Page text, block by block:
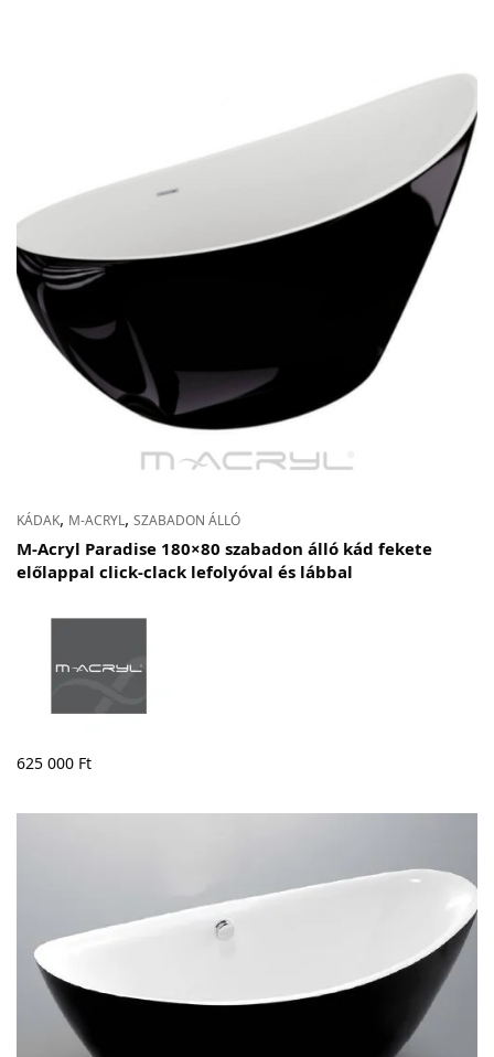
KÁDAK, M-ACRYL, SZABADON ÁLLÓ
M-Acryl Paradise 180×80 szabadon álló kád fekete
előlappal click-clack lefolyóval és lábbal
625 000 Ft